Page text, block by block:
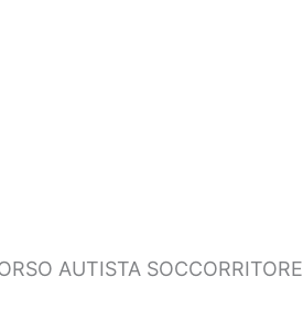
AUTISTA SOCCORRITORE